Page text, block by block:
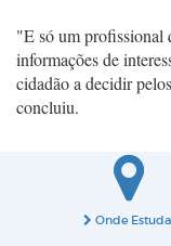
"E só um profissional
informações de
cidadão a decidir
concluiu.
Onde